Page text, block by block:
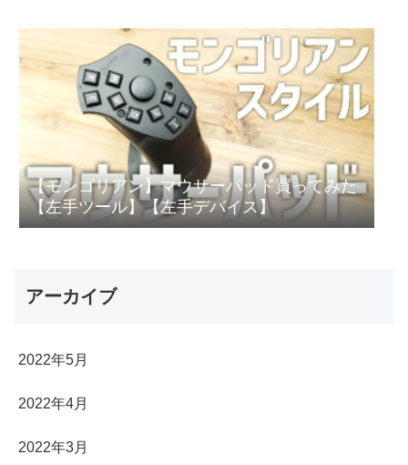
【モンゴリアン】マウサーパッド買ってみた
【左手ツール】【左手デバイス】
アーカイブ
2022年5月
2022年4月
2022年3月